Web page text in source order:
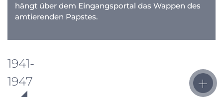
hängt über dem Eingangsportal das Wappen des
amtierenden Papstes.
1941-
1947